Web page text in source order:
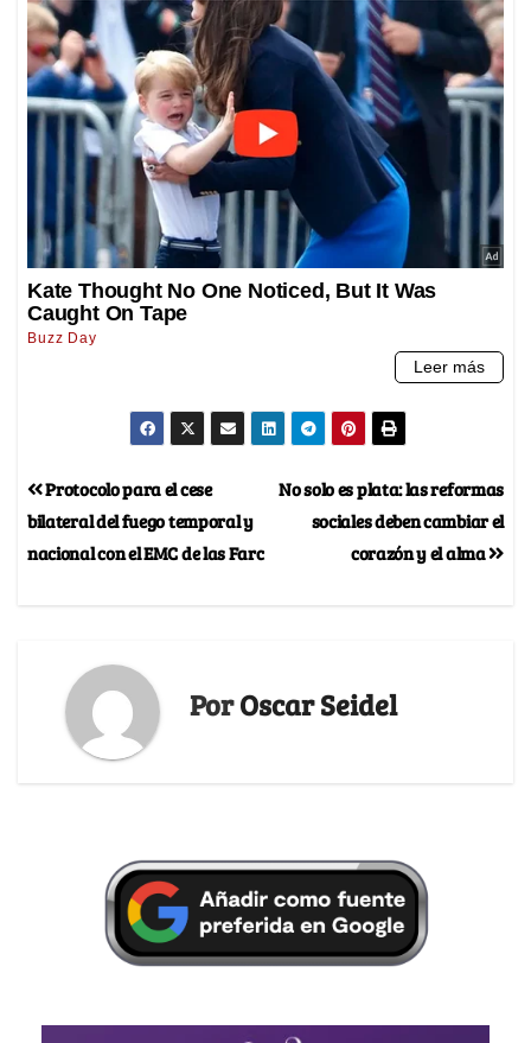
No solo es plata: las reformas
sociales deben cambiar el
corazón y el alma
Protocolo para el cese
bilateral del fuego temporal y
nacional con el EMC de las Farc
PorOscar Seidel